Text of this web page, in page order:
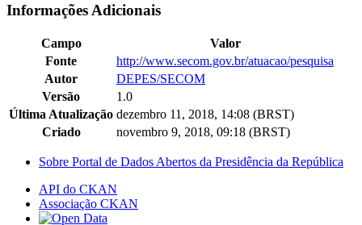
Informações Adicionais
Campo
Valor
Fonte
http://www.secom.gov.br/atuacao/pesquisa
Autor
DEPES/SECOM
Versão
1.0
Última Atualização dezembro 11, 2018, 14:08 (BRST)
Criado
novembro 9, 2018, 09:18 (BRST)
Sobre Portal de Dados Abertos da Presidência da República
API do CKAN
Associação CKAN